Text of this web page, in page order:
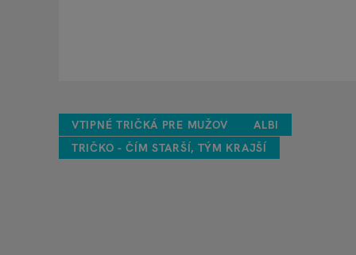
VTIPNÉ TRIČKÁ PRE MUŽOV
ALBI
TRIČKO - ČÍM STARŠÍ, TÝM KRAJŠÍ